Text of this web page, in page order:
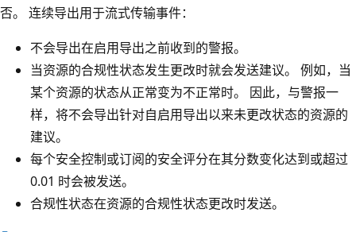
否。 连续导出用于流式传输事件：
不会导出在启用导出之前收到的警报。
当资源的合规性状态发生更改时就会发送建议。 例如，当
某个资源的状态从正常变为不正常时。 因此，与警报一
样，将不会导出针对自启用导出以来未更改状态的资源的
建议。
每个安全控制或订阅的安全评分在其分数变化达到或超过
0.01 时会被发送。
合规性状态在资源的合规性状态更改时发送。